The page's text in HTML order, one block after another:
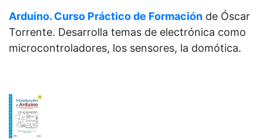
Arduino. Curso Práctico de Formación de Óscar
Torrente. Desarrolla temas de electrónica como
microcontroladores, los sensores, la domótica.